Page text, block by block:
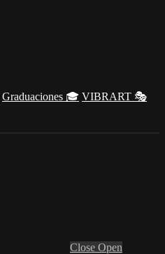
Graduaciones 🎓 VIBRART 🎭
Close Open